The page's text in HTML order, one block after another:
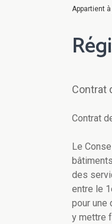
Appartient à
Contrat
Contrat
Le
des
entre le
pour une
y mettre